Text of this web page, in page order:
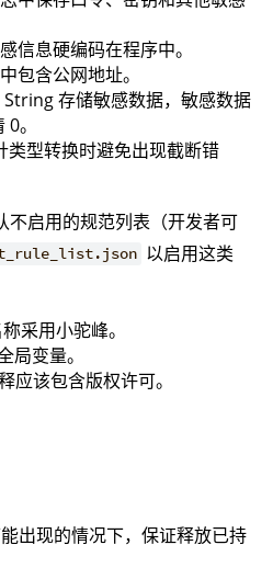
信息硬编码在程序中。
包含公网地址。
String 存储敏感数据，敏感数据
。
类型转换时避免出现截断错
不启用的规范列表（开发者可
以启用这类
采用小驼峰。
局变量。
应该包含版权许可。
出现的情况下，保证释放已持